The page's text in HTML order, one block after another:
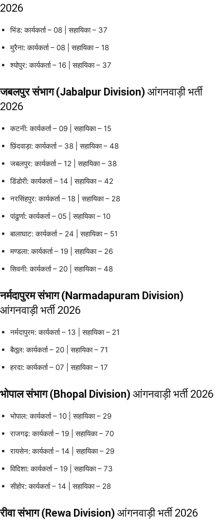
2026
भिंड: कार्यकर्ता – 08 | सहायिका – 37
मुरैना: कार्यकर्ता – 08 | सहायिका – 18
श्योपुर: कार्यकर्ता – 16 | सहायिका – 37
जबलपुर संभाग (Jabalpur Division) आंगनवाड़ी भर्ती
2026
कटनी: कार्यकर्ता – 09 | सहायिका – 15
छिंदवाड़ा: कार्यकर्ता – 38 | सहायिका – 48
जबलपुर: कार्यकर्ता – 12 | सहायिका – 38
डिंडोरी: कार्यकर्ता – 14 | सहायिका – 42
नरसिंहपुर: कार्यकर्ता – 18 | सहायिका – 28
पांढुर्णा: कार्यकर्ता – 05 | सहायिका – 10
बालाघाट: कार्यकर्ता – 24 | सहायिका – 51
मण्डला: कार्यकर्ता – 19 | सहायिका – 26
सिवनी: कार्यकर्ता – 20 | सहायिका – 48
नर्मदापुरम संभाग (Narmadapuram Division)
आंगनवाड़ी भर्ती 2026
नर्मदापुरम: कार्यकर्ता – 13 | सहायिका – 21
बैतूल: कार्यकर्ता – 20 | सहायिका – 71
हरदा: कार्यकर्ता – 07 | सहायिका – 17
भोपाल संभाग (Bhopal Division) आंगनवाड़ी भर्ती 2026
भोपाल: कार्यकर्ता – 10 | सहायिका – 29
राजगढ़: कार्यकर्ता – 19 | सहायिका – 70
रायसेन: कार्यकर्ता – 14 | सहायिका – 29
विदिशा: कार्यकर्ता – 19 | सहायिका – 73
सीहोर: कार्यकर्ता – 14 | सहायिका – 28
रीवा संभाग (Rewa Division) आंगनवाड़ी भर्ती 2026